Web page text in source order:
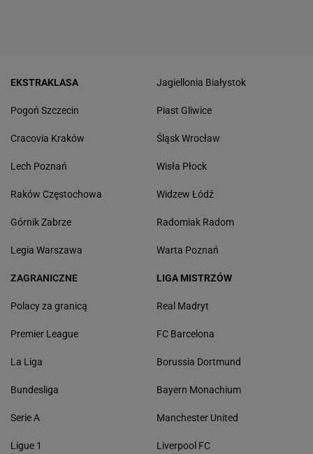
EKSTRAKLASA
Pogoń Szczecin
Cracovia Kraków
Lech Poznań
Raków Częstochowa
Górnik Zabrze
Legia Warszawa
Jagiellonia Białystok
Piast Gliwice
Śląsk Wrocław
Wisła Płock
Widzew Łódź
Radomiak Radom
Warta Poznań
ZAGRANICZNE
Polacy za granicą
Premier League
La Liga
Bundesliga
Serie A
Ligue 1
LIGA MISTRZÓW
Real Madryt
FC Barcelona
Borussia Dortmund
Bayern Monachium
Manchester United
Liverpool FC